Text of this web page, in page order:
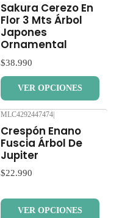
Sakura Cerezo En
Flor 3 Mts Árbol
Japones
Ornamental
$38.990
VER OPCIONES
MLC4292447474|
Crespón Enano
Fuscia Árbol De
Jupiter
$22.990
VER OPCIONES